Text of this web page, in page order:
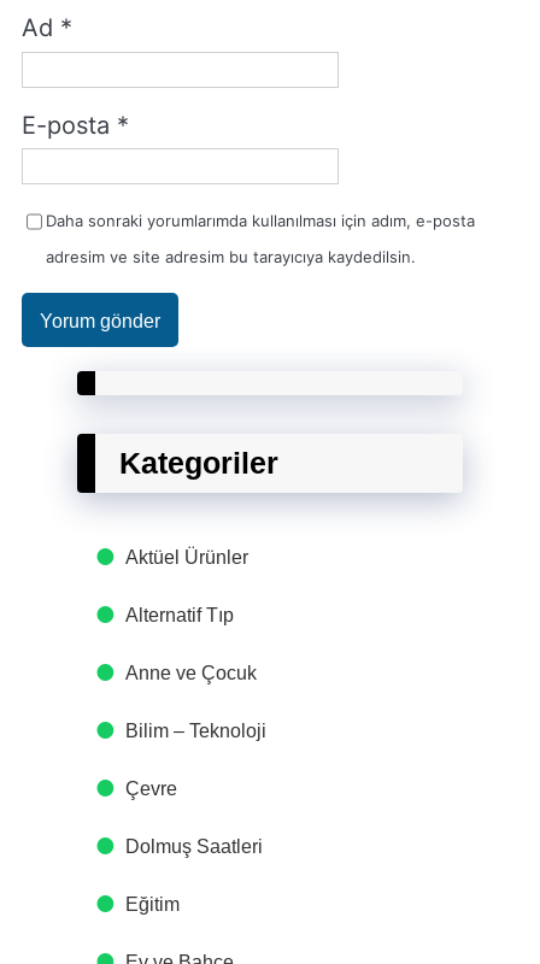
Ad *
E-posta *
Daha sonraki yorumlarımda kullanılması için adım, e-posta
adresim ve site adresim bu tarayıcıya kaydedilsin.
Kategoriler
Aktüel Ürünler
Alternatif Tıp
Anne ve Çocuk
Bilim – Teknoloji
Çevre
Dolmuş Saatleri
Eğitim